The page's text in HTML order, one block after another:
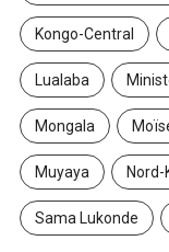
Kongo-Central
Lualaba
Mongala
Muyaya Nord-
Sama Lukonde